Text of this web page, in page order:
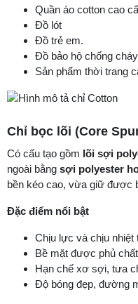
Quần áo cotton cao
Đồ lót
Đồ trẻ em.
Đồ bảo hộ chống cháy
Sản phẩm thời trang
Chỉ bọc lõi (Core
Có cấu tạo gồm lõi sợi
ngoài bằng sợi polyester
bền kéo cao, vừa giữ được
Đặc điểm nổi bật
Chịu lực và chịu nhiệt
Bề mặt được phủ
Hạn chế xơ sợi, tưa
Độ bóng đẹp, đường